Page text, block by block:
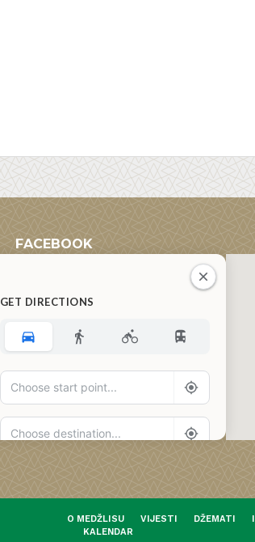
FACEBOOK
GET DIRECTIONS
Add Waypoint
O MEDŽLISU VIJESTI DŽEMATI
KALENDAR